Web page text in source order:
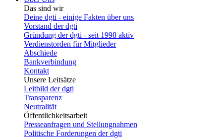
Das sind wir
Deine dgti - einige Fakten über uns
Vorstand der dgti
Gründung der dgti - seit 1998 aktiv
Verdienstorden für Mitglieder
Abschiede
Bankverbindung
Kontakt
Unsere Leitsätze
Leitbild der dgti
Transparenz
Neutralität
Öffentlichkeitsarbeit
Presseanfragen und Stellungnahmen
Politische Forderungen der dgti